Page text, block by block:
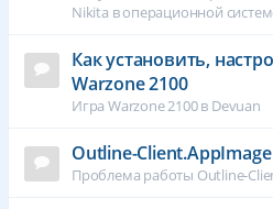
Nikita в операционной
Как установить,
Warzone 2100
Игра Warzone 2100 в Devuan
Outline-
Проблема работы Outline-